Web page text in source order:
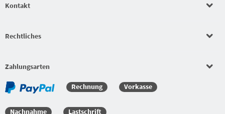
Schlägerkonfigurator
Beläge
Bekleidungssets
Bekleidungssets
Kontakt
Rechtliches
Zahlungsarten
Rechnung Vorkasse
Nachnahme Lastschrift